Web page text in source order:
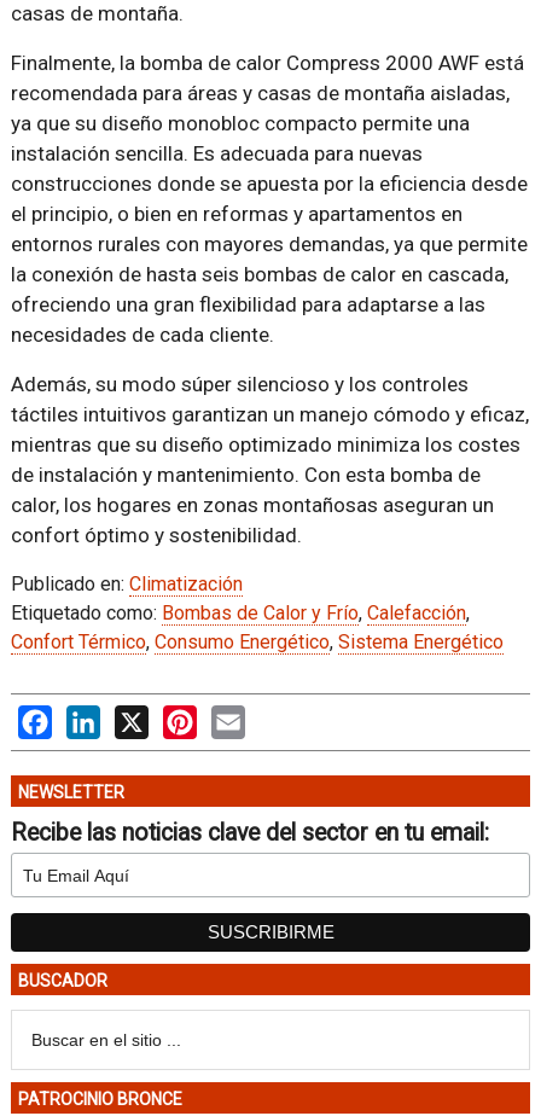
casas de montaña.
Finalmente, la bomba de calor Compress 2000 AWF está
recomendada para áreas y casas de montaña aisladas,
ya que su diseño monobloc compacto permite una
instalación sencilla. Es adecuada para nuevas
construcciones donde se apuesta por la eficiencia desde
el principio, o bien en reformas y apartamentos en
entornos rurales con mayores demandas, ya que permite
la conexión de hasta seis bombas de calor en cascada,
ofreciendo una gran flexibilidad para adaptarse a las
necesidades de cada cliente.
Además, su modo súper silencioso y los controles
táctiles intuitivos garantizan un manejo cómodo y eficaz,
mientras que su diseño optimizado minimiza los costes
de instalación y mantenimiento. Con esta bomba de
calor, los hogares en zonas montañosas aseguran un
confort óptimo y sostenibilidad.
Publicado en: Climatización
Etiquetado como: Bombas de Calor y Frío, Calefacción,
Confort Térmico, Consumo Energético, Sistema Energético
FacebookLinkedIn Pinterest
NEWSLETTER
Recibe las noticias clave del sector en tu email:
BUSCADOR
PATROCINIO BRONCE